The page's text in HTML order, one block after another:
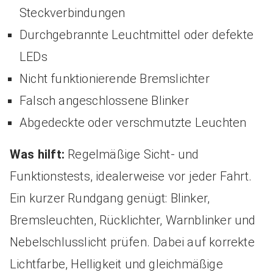
Steckverbindungen
Durchgebrannte Leuchtmittel oder defekte
LEDs
Nicht funktionierende Bremslichter
Falsch angeschlossene Blinker
Abgedeckte oder verschmutzte Leuchten
Was hilft: Regelmäßige Sicht- und
Funktionstests, idealerweise vor jeder Fahrt.
Ein kurzer Rundgang genügt: Blinker,
Bremsleuchten, Rücklichter, Warnblinker und
Nebelschlusslicht prüfen. Dabei auf korrekte
Lichtfarbe, Helligkeit und gleichmäßige